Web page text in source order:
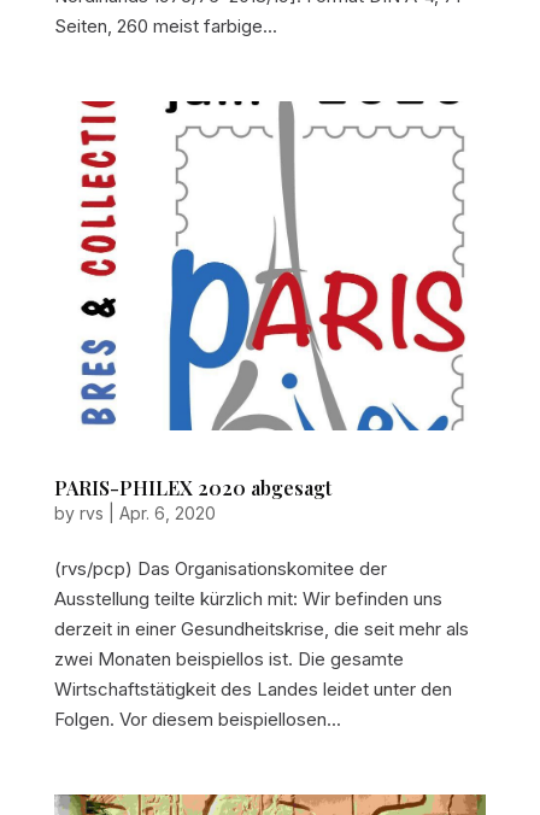
Seiten, 260 meist farbige...
PARIS-PHILEX 2020 abgesagt
by rvs Apr. 6, 2020
(rvs/pcp) Das Organisationskomitee der
Ausstellung teilte kürzlich mit: Wir befinden uns
derzeit in einer Gesundheitskrise, die seit mehr als
zwei Monaten beispiellos ist. Die gesamte
Wirtschaftstätigkeit des Landes leidet unter den
Folgen. Vor diesem beispiellosen...